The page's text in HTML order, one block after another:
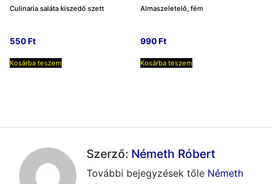
Culinaria saláta kiszedő szett
550Ft
Kosárba teszem
Almaszeletelő, fém
990Ft
Kosárba teszem
Szerző: Németh Róbert
További bejegyzések tőle Németh